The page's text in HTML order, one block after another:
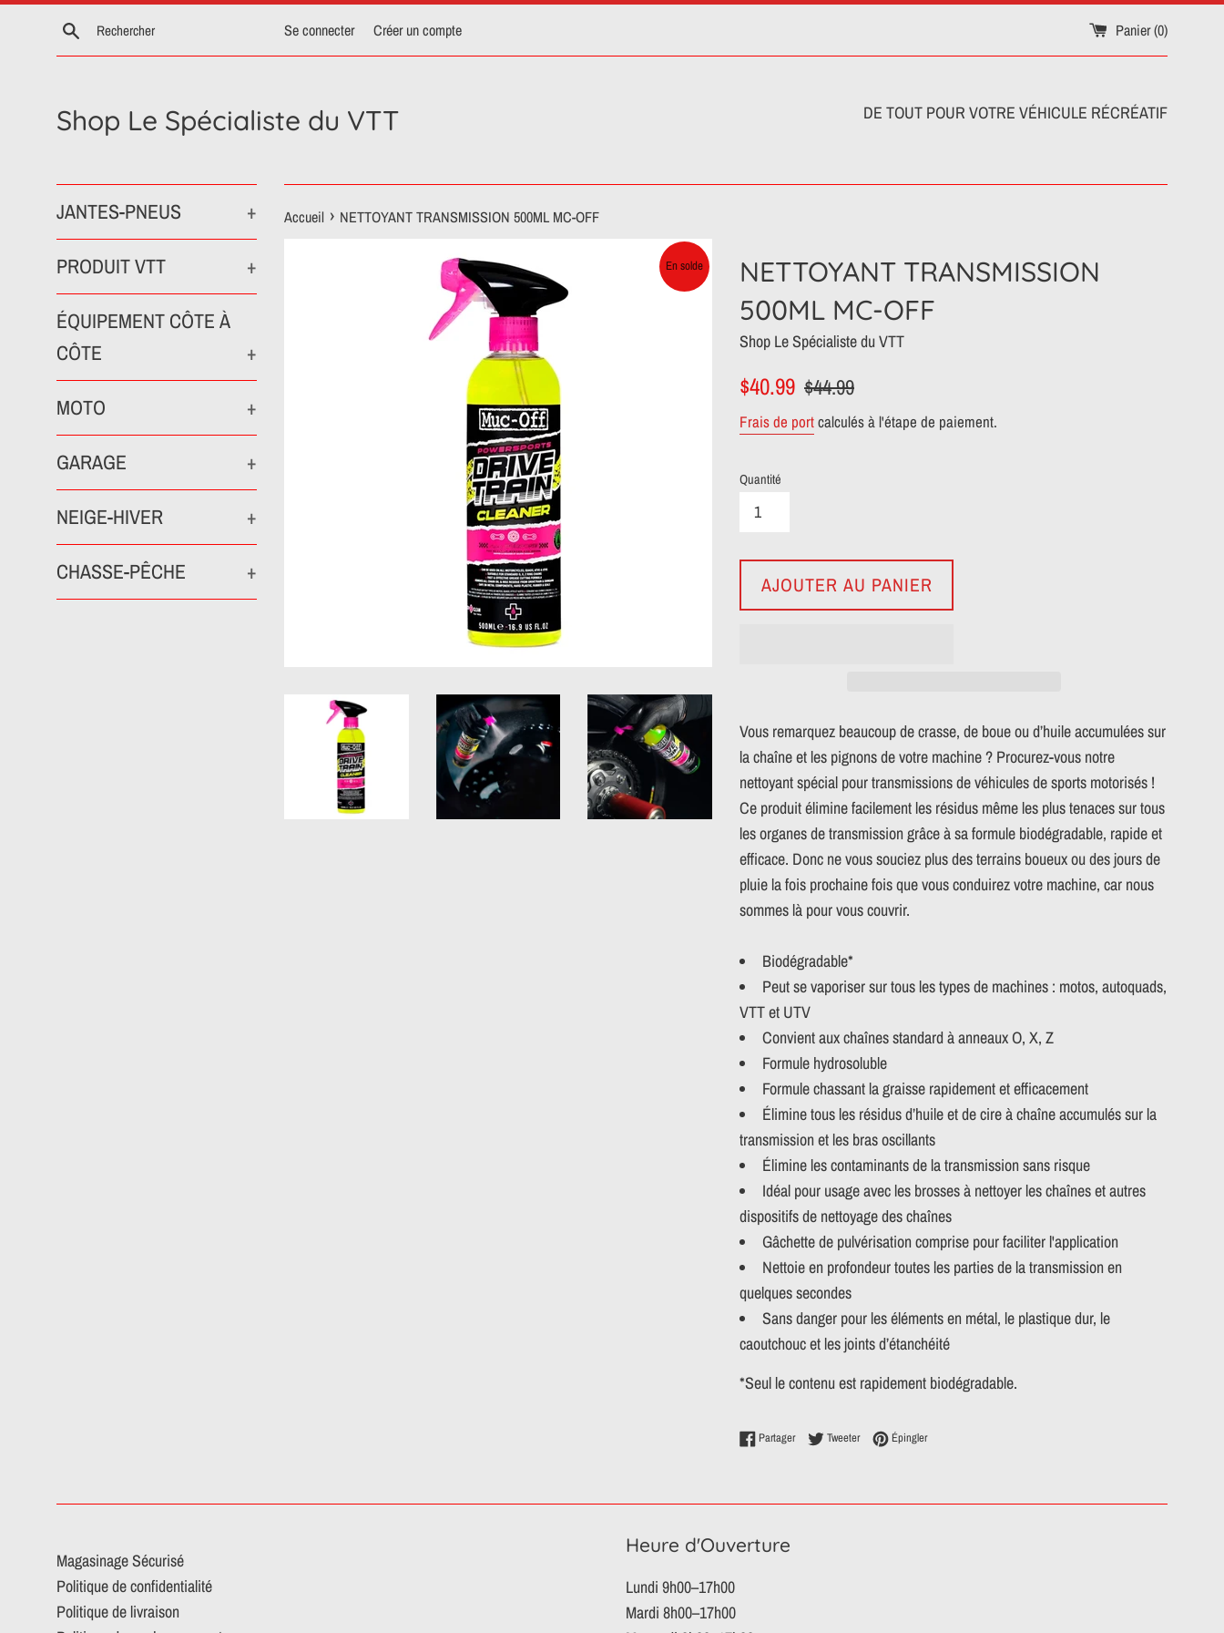
Passer
Recherche Se connecter Créer un compte Panier (0)
Shop Le Spécialiste du VTT DE TOUT POUR VOTRE VÉHICULE RÉCRÉATIF
JANTES-PNEUS
+
PRODUIT VTT
+
ÉQUIPEMENT CÔTE À
CÔTE
+
MOTO
+
GARAGE
+
NEIGE-HIVER
+
CHASSE-PÊCHE
+
Accueil › NETTOYANT TRANSMISSION 500ML MC-OFF
En solde
NETTOYANT TRANSMISSION
500ML MC-OFF
Shop Le Spécialiste du VTT
Prix
$40.99 Prix
$44.99
Frais de portcalculés à l'étape de paiement.
Quantité
AJOUTER AU PANIER
Vous remarquez beaucoup de crasse, de boue ou d’huile accumulées sur
la chaîne et les pignons de votre machine ? Procurez-vous notre
nettoyant spécial pour transmissions de véhicules de sports motorisés !
Ce produit élimine facilement les résidus même les plus tenaces sur tous
les organes de transmission grâce à sa formule biodégradable, rapide et
efficace. Donc ne vous souciez plus des terrains boueux ou des jours de
pluie la fois prochaine fois que vous conduirez votre machine, car nous
sommes là pour vous couvrir.
Biodégradable*
Peut se vaporiser sur tous les types de machines : motos, autoquads,
VTT et UTV
Convient aux chaînes standard à anneaux O, X, Z
Formule hydrosoluble
Formule chassant la graisse rapidement et efficacement
Élimine tous les résidus d’huile et de cire à chaîne accumulés sur la
transmission et les bras oscillants
Élimine les contaminants de la transmission sans risque
Idéal pour usage avec les brosses à nettoyer les chaînes et autres
dispositifs de nettoyage des chaînes
Gâchette de pulvérisation comprise pour faciliter l'application
Nettoie en profondeur toutes les parties de la transmission en
quelques secondes
Sans danger pour les éléments en métal, le plastique dur, le
caoutchouc et les joints d’étanchéité
*Seul le contenu est rapidement biodégradable.
PartagerPartager sur Facebook
TweeterTweeter sur Twitter
ÉpinglerÉpingler sur Pinterest
Magasinage Sécurisé
Politique de confidentialité
Politique de livraison
Heure d'Ouverture
Lundi 9h00–17h00
Mardi 8h00–17h00